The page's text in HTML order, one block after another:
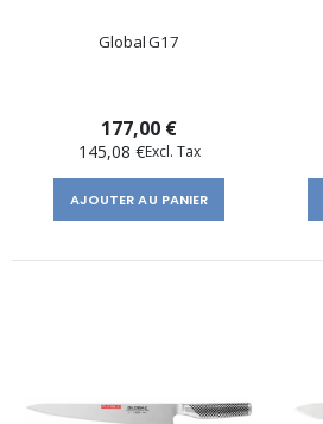
Global G17
177,00 €
145,08 €
AJOUTER AU PANIER